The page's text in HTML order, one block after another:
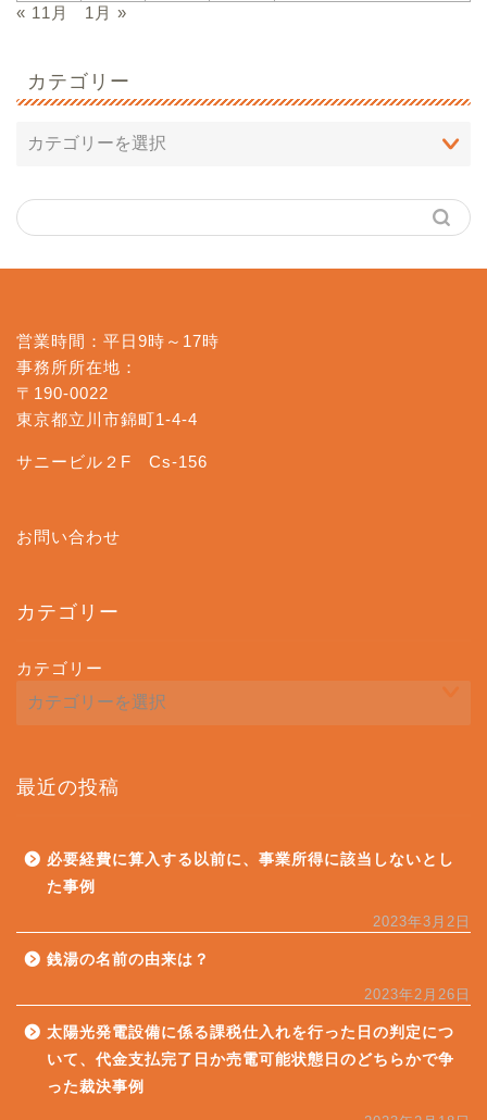
« 11月 1月 »
カテゴリー
営業時間：平日9時～17時
事務所所在地：
〒190-0022
東京都立川市錦町1-4-4
サニービル２F Cs-156
お問い合わせ
カテゴリー
カテゴリー
最近の投稿
必要経費に算入する以前に、事業所得に該当しないとし
た事例
2023年3月2日
銭湯の名前の由来は？
2023年2月26日
太陽光発電設備に係る課税仕入れを行った日の判定につ
いて、代金支払完了日か売電可能状態日のどちらかで争
った裁決事例